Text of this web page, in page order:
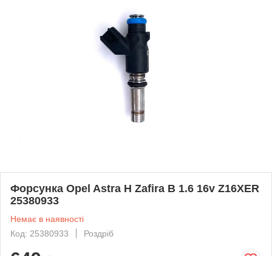
Форсунка Opel Astra H Zafira B 1.6 16v Z16XER
25380933
Немає в наявності
Код: 25380933
Роздріб